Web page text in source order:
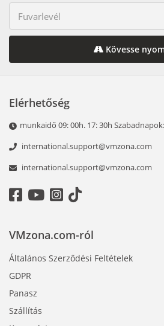
Kövesse
Elérhetőség
munkaidő 09: 00h. 17: 30h
international.support@vmzona.com
international.support@vmzona.com
VMzona.com-ról
Általános Szerződési Feltételek
GDPR
Panasz
Szállítás